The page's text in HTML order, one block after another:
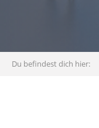
Du befindest dich hier: